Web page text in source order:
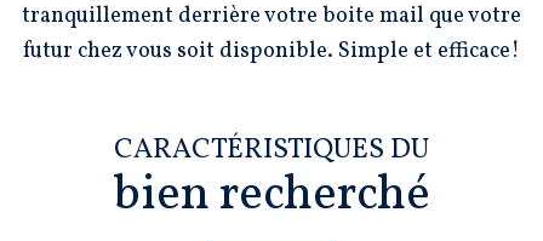
tranquillement derrière votre boite mail que votre
futur chez vous soit disponible. Simple et efficace!
CARACTÉRISTIQUES DU
bien recherché